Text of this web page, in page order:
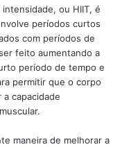
ou HIIT, é
períodos curtos
com períodos de
feito aumentando a
período de tempo e
permitir que o corpo
capacidade
maneira de melhorar a